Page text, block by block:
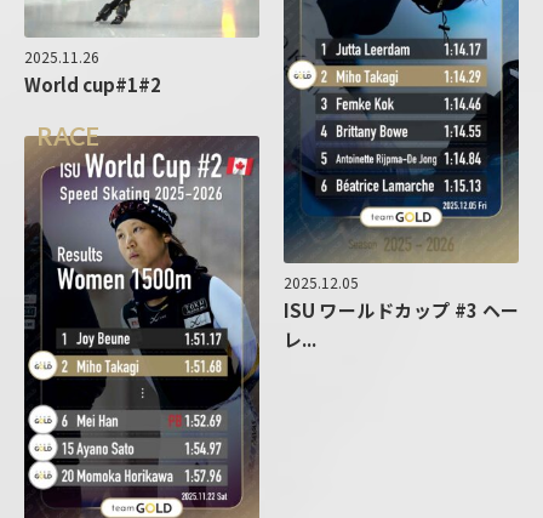
2025.12.05
ISU ワールドカップ #3 ヘー
レ...
2025.11.26
World cup#1#2
RACE